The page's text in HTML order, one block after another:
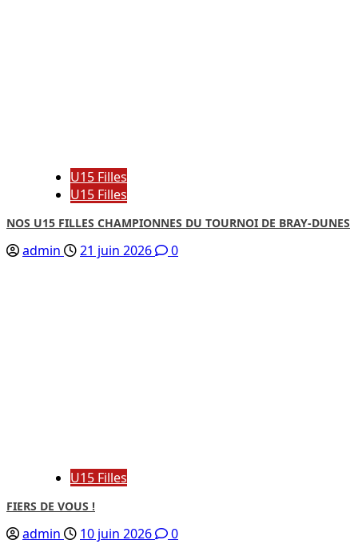
U15 Filles
U15 Filles
NOS U15 FILLES CHAMPIONNES DU TOURNOI DE BRAY-DUNES
admin 21 juin 2026 0
U15 Filles
FIERS DE VOUS !
admin 10 juin 2026 0